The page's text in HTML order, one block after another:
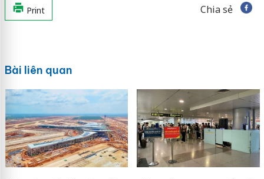
Print Chia sẻ
Bài liên quan